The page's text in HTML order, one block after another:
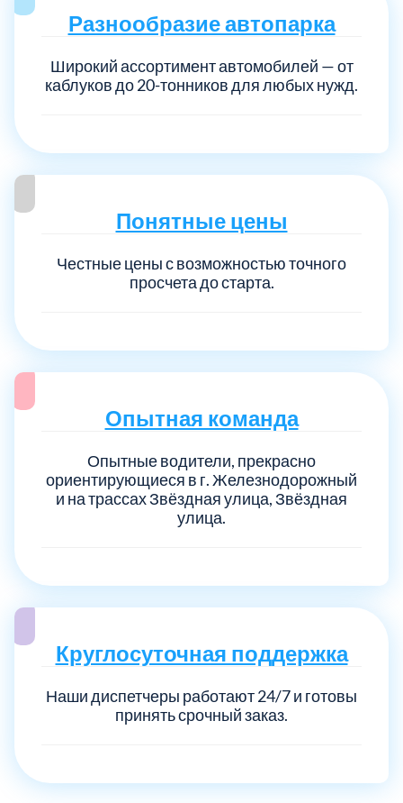
Разнообразие автопарка
Широкий ассортимент автомобилей — от
каблуков до 20-тонников для любых нужд.
Понятные цены
Честные цены с возможностью точного
просчета до старта.
Опытная команда
Опытные водители, прекрасно
ориентирующиеся в г. Железнодорожный
и на трассах Звёздная улица, Звёздная
улица.
Круглосуточная поддержка
Наши диспетчеры работают 24/7 и готовы
принять срочный заказ.